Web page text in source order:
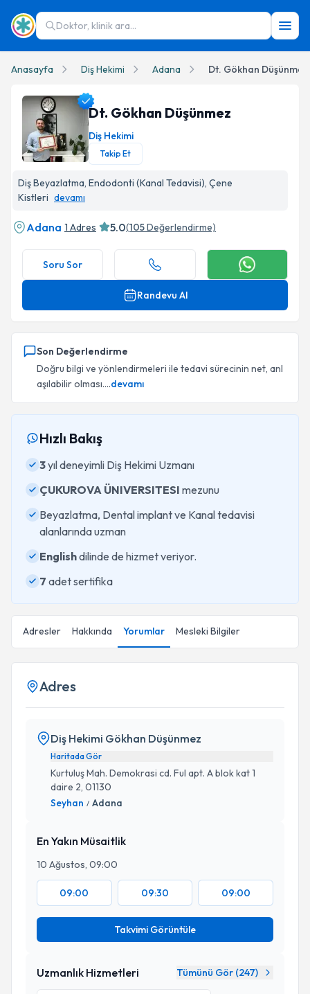
Doktor, klinik ara...
Anasayfa Diş Hekimi Adana Dt. Gökhan Düşünmez
Dt. Gökhan Düşünmez
Diş Hekimi
Takip Et
Diş Beyazlatma, Endodonti (Kanal Tedavisi), Çene
Kistleri devamı
Adana 1 Adres 5.0(105Değerlendirme)
Soru Sor
Randevu Al
Son Değerlendirme
Doğru bilgi ve yönlendirmeleri ile tedavi sürecinin net, anl
aşılabilir olması....devamı
Hızlı Bakış
3yıl deneyimli Diş Hekimi Uzmanı
ÇUKUROVA ÜNIVERSITESI mezunu
Beyazlatma, Dental implant ve Kanal tedavisi
alanlarında uzman
Englishdilinde de hizmet veriyor.
7 adet sertifika
Adresler Hakkında Yorumlar Mesleki Bilgiler
Adres
Diş Hekimi Gökhan Düşünmez
Haritada Gör
Kurtuluş Mah. Demokrasi cd. Ful apt. A blok kat 1
daire 2, 01130
Seyhan / Adana
En Yakın Müsaitlik
10 Ağustos, 09:00
09:00 09:30 09:00
Takvimi Görüntüle
Uzmanlık Hizmetleri Tümünü Gör (247)